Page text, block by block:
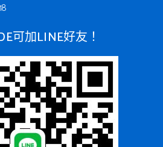
可加LINE好友！